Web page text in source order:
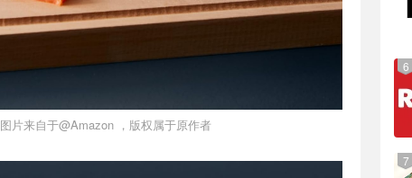
图片来自于@Amazon ，版权属于原作者